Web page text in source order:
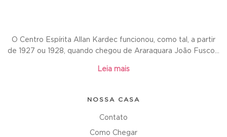
O Centro Espírita Allan Kardec funcionou, como tal, a partir
de 1927 ou 1928, quando chegou de Araraquara João Fusco...
Leia mais
NOSSA CASA
Contato
Como Chegar